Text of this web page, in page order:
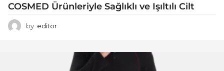
COSMED Ürünleriyle Sağlıklı ve Işıltılı Cilt
by editor